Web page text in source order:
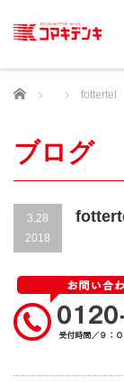
Home fottertel
ブログ
3.28
2018